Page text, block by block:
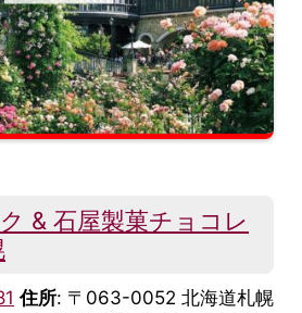
& 石屋製菓チョコレ
住所: 〒063-0052 北海道札幌